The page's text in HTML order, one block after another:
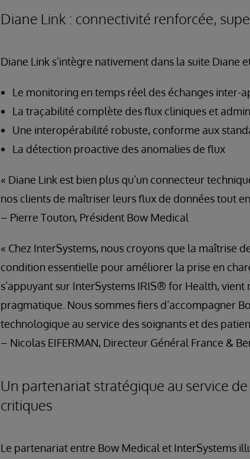
Diane Link : connectivité renforcée,
Diane Link s’intègre nativement dans la suite Diane
Le monitoring en temps réel des échanges inter-
La traçabilité complète des flux cliniques et
Une interopérabilité robuste, conforme aux
La détection proactive des anomalies de flux
« Diane Link est bien plus qu’un connecteur
nos clients de maîtriser leurs flux de données tout
– Pierre Touton, Président Bow Medical
« Chez InterSystems, nous croyons que la maîtrise
condition essentielle pour améliorer la prise en
s’appuyant sur InterSystems IRIS® for Health,
pragmatique. Nous sommes fiers d’accompagner
technologique au service des soignants et des
– Nicolas EIFERMAN, Directeur Général France &
Un partenariat stratégique au service
critiques
Le partenariat entre Bow Medical et InterSystems